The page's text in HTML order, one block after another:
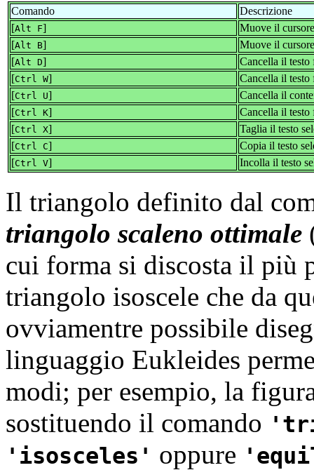
Comando
Descrizione
[Alt F]
Muove il
[Alt B]
Muove il
[Alt D]
Cancella il testo
[Ctrl W]
Cancella il
[Ctrl U]
Cancella il
[Ctrl K]
Cancella il testo
[Ctrl X]
Taglia il testo
[Ctrl C]
Copia il testo
[Ctrl V] Incolla il testo
Il triangolo definito dal
triangolo scaleno ottimale
cui forma si discosta il più
triangolo isoscele che da
ovviamentre possibile
linguaggio Eukleides
modi; per esempio, la
sostituendo il comando
isosceles
oppure